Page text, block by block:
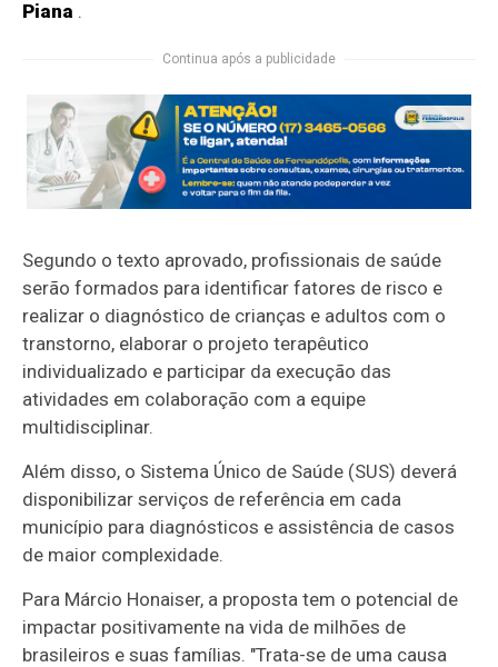
Piana .
Continua após a publicidade
Segundo o texto aprovado, profissionais de saúde
serão formados para identificar fatores de risco e
realizar o diagnóstico de crianças e adultos com o
transtorno, elaborar o projeto terapêutico
individualizado e participar da execução das
atividades em colaboração com a equipe
multidisciplinar.
Além disso, o Sistema Único de Saúde (SUS) deverá
disponibilizar serviços de referência em cada
município para diagnósticos e assistência de casos
de maior complexidade.
Para Márcio Honaiser, a proposta tem o potencial de
impactar positivamente na vida de milhões de
brasileiros e suas famílias. "Trata-se de uma causa